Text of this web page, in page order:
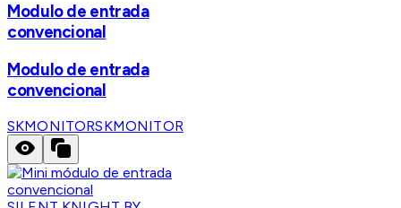
Modulo de entrada
convencional
Modulo de entrada
convencional
SKMONITORSKMONITOR